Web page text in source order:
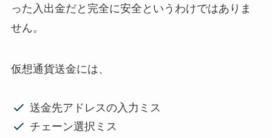
った入出金だと完全に安全というわけではありま
せん。
仮想通貨送金には、
送金先アドレスの入力ミス
チェーン選択ミス